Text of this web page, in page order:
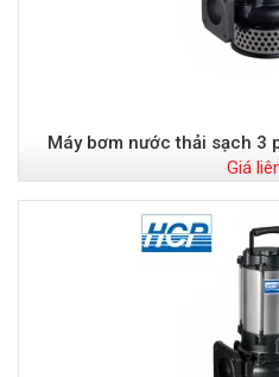
Máy bơm nước thải sạch 3
Giá